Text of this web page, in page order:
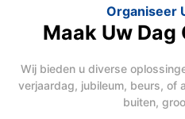
Organiseer
Maak Uw
Wij bieden u diverse
verjaardag, jubileum, beurs, of
buiten,